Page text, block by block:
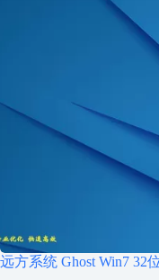
远方系统 Ghost Win7 32